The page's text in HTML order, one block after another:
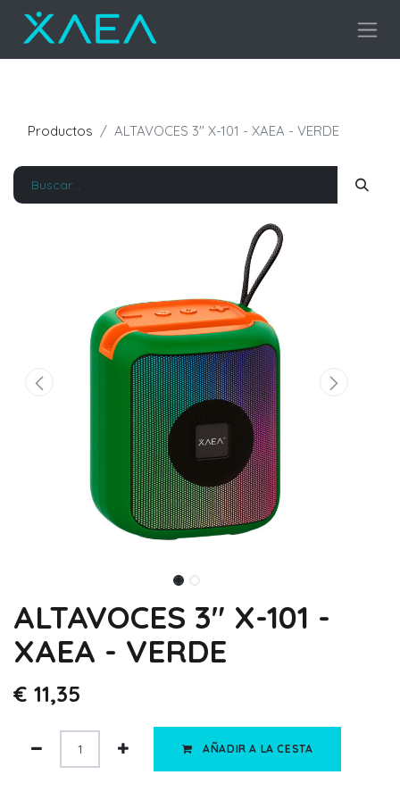
Productos ALTAVOCES 3" X-101 - XAEA - VERDE
ALTAVOCES 3" X-101 -
XAEA - VERDE
€ 11,35
AÑADIR A LA CESTA